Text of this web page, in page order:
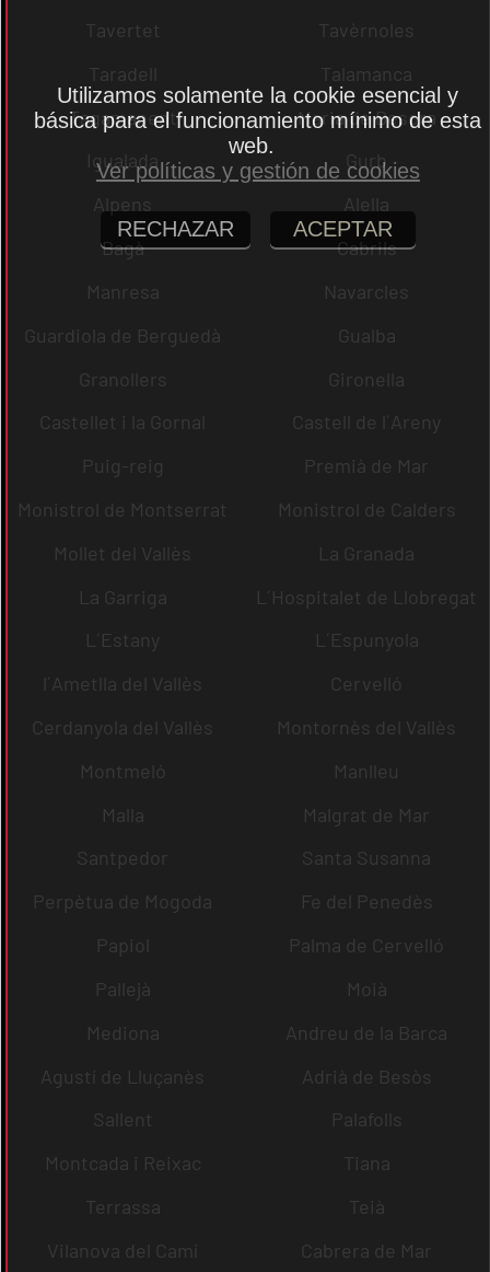
Tavertet
Tavèrnoles
Taradell
Talamanca
Tagamanent
Maria de Besora
Igualada
Gurb
Alpens
Alella
Bagà
Cabrils
Manresa
Navarcles
Guardiola de Berguedà
Gualba
Granollers
Gironella
Castellet i la Gornal
Castell de l´Areny
Puig-reig
Premià de Mar
Monistrol de Montserrat
Monistrol de Calders
Mollet del Vallès
La Granada
La Garriga
L´Hospitalet de Llobregat
L´Estany
L´Espunyola
l´Ametlla del Vallès
Cervelló
Cerdanyola del Vallès
Montornès del Vallès
Montmeló
Manlleu
Malla
Malgrat de Mar
Santpedor
Santa Susanna
Perpètua de Mogoda
Fe del Penedès
Papiol
Palma de Cervelló
Pallejà
Moià
Mediona
Andreu de la Barca
Agustí de Lluçanès
Adrià de Besòs
Sallent
Palafolls
Montcada i Reixac
Tiana
Terrassa
Teià
Vilanova del Camí
Cabrera de Mar
Utilizamos solamente la cookie esencial y
básica para el funcionamiento mínimo de esta
web.
Ver políticas y gestión de cookies
RECHAZAR ACEPTAR